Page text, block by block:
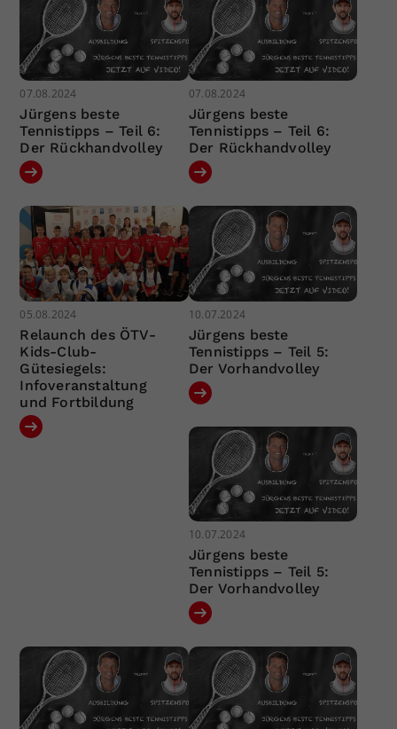
07.08.2024
Jürgens beste
Tennistipps – Teil 6:
Der Rückhandvolley
07.08.2024
Jürgens beste
Tennistipps – Teil 6:
Der Rückhandvolley
05.08.2024
Relaunch des ÖTV-
Kids-Club-
Gütesiegels:
Infoveranstaltung
und Fortbildung
10.07.2024
Jürgens beste
Tennistipps – Teil 5:
Der Vorhandvolley
10.07.2024
Jürgens beste
Tennistipps – Teil 5:
Der Vorhandvolley